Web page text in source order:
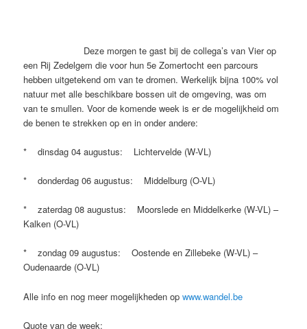
Deze morgen te gast bij de collega’s van Vier op
een Rij Zedelgem die voor hun 5e Zomertocht een parcours
hebben uitgetekend om van te dromen. Werkelijk bijna 100% vol
natuur met alle beschikbare bossen uit de omgeving, was om
van te smullen. Voor de komende week is er de mogelijkheid om
de benen te strekken op en in onder andere:
* dinsdag 04 augustus: Lichtervelde (W-VL)
* donderdag 06 augustus: Middelburg (O-VL)
* zaterdag 08 augustus: Moorslede en Middelkerke (W-VL) –
Kalken (O-VL)
* zondag 09 augustus: Oostende en Zillebeke (W-VL) –
Oudenaarde (O-VL)
Alle info en nog meer mogelijkheden opwww.wandel.be
Quote van de week: